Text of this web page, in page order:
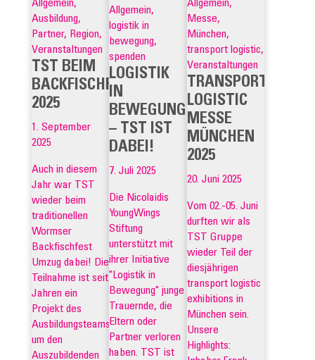
Allgemein,
Ausbildung,
Partner, Region,
Veranstaltungen
TST BEIM
BACKFISCHFEST
2025
1. September
2025
Auch in diesem
Jahr war TST
wieder beim
traditionellen
Wormser
Backfischfest
Umzug dabei! Die
Teilnahme ist seit
Jahren ein
Projekt des
Ausbildungsteams
um den
Auszubildenden
Allgemein,
logistik in
bewegung,
spenden
LOGISTIK
IN
BEWEGUNG
– TST IST
DABEI!
7. Juli 2025
Die Nicolaidis
YoungWings
Stiftung
unterstützt mit
ihrer Initiative
"Logistik in
Bewegung" junge
Trauernde, die
Eltern oder
Partner verloren
haben. TST ist
Allgemein,
Messe,
München,
transport logistic,
Veranstaltungen
TRANSPORT
LOGISTIC
MESSE
MÜNCHEN
2025
20. Juni 2025
Vom 02.-05. Juni
durften wir als
TST Gruppe
wieder Teil der
diesjährigen
transport logistic
exhibitions in
München sein.
Unsere
Highlights: